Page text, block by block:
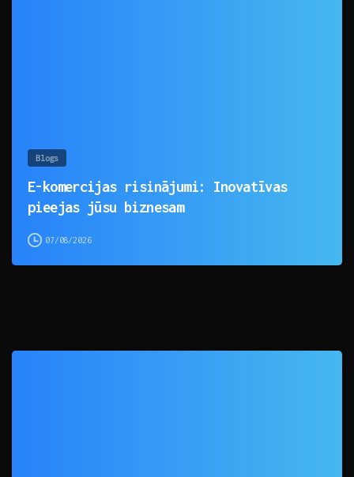
Blogs
E-komercijas risinājumi: Inovatīvas
pieejas jūsu biznesam
07/08/2026